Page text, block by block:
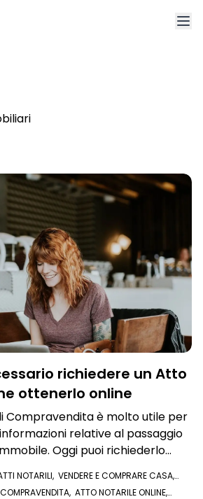
Registrati
richiedere un Atto
ottenerlo online
Compravendita è molto utile per
relative al passaggio
Oggi puoi richiederlo
NOTARILI, VENDERE E COMPRARE CASA,
, VISURE E DOCUMENTI ONLINE,IN PRIMO PIANO
, ATTO NOTARILE ONLINE,